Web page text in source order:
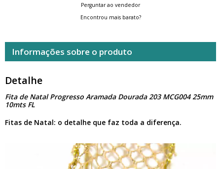
Perguntar ao vendedor
Encontrou mais barato?
Informações sobre o produto
Detalhe
Fita de Natal Progresso Aramada Dourada 203 MCG004 25mm
10mts FL
Fitas de Natal: o detalhe que faz toda a diferença.